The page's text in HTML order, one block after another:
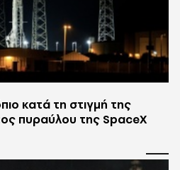
κατά τη στιγμή της
πυραύλου της SpaceX